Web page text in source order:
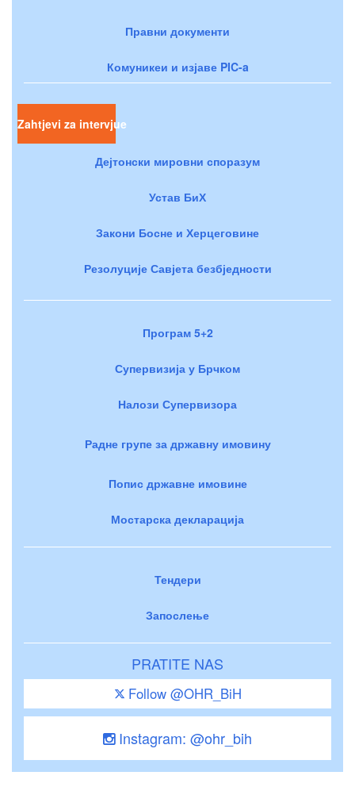
Правни документи
Комуникеи и изјаве PIC-a
Zahtjevi za intervjue
Дејтонски мировни споразум
Устав БиХ
Закони Босне и Херцеговине
Резолуције Савјета безбједности
Програм 5+2
Супервизија у Брчком
Налози Супервизора
Радне групе за државну имовину
Попис државне имовине
Мостарска декларација
Тендери
Запослење
PRATITE NAS
Follow @OHR_BiH
Instagram: @ohr_bih